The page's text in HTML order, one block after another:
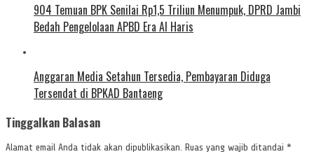
904 Temuan BPK Senilai Rp1,5 Triliun Menumpuk, DPRD Jambi
Bedah Pengelolaan APBD Era Al Haris
Anggaran Media Setahun Tersedia, Pembayaran Diduga
Tersendat di BPKAD Bantaeng
Tinggalkan Balasan
Alamat email Anda tidak akan dipublikasikan. Ruas yang wajib ditandai *